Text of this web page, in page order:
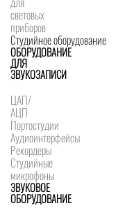
световых
приборов
Студийное оборудование
ОБОРУДОВАНИЕ
ДЛЯ
ЗВУКОЗАПИСИ
ЦАП/
АЦП
Портостудии
Аудиоинтерфейсы
Рекордеры
Студийные
микрофоны
ЗВУКОВОЕ
ОБОРУДОВАНИЕ